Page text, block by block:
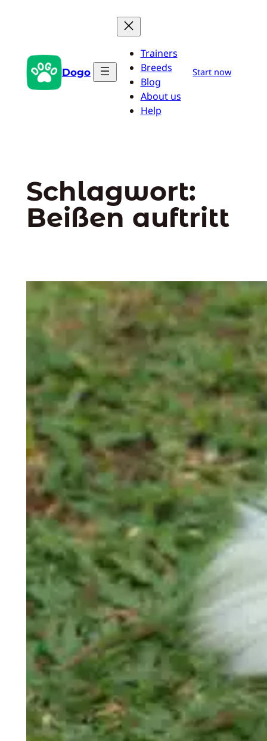
Dogo
Trainers
Breeds
Blog
About us
Help
Start now
Schlagwort:
Beißen auftritt